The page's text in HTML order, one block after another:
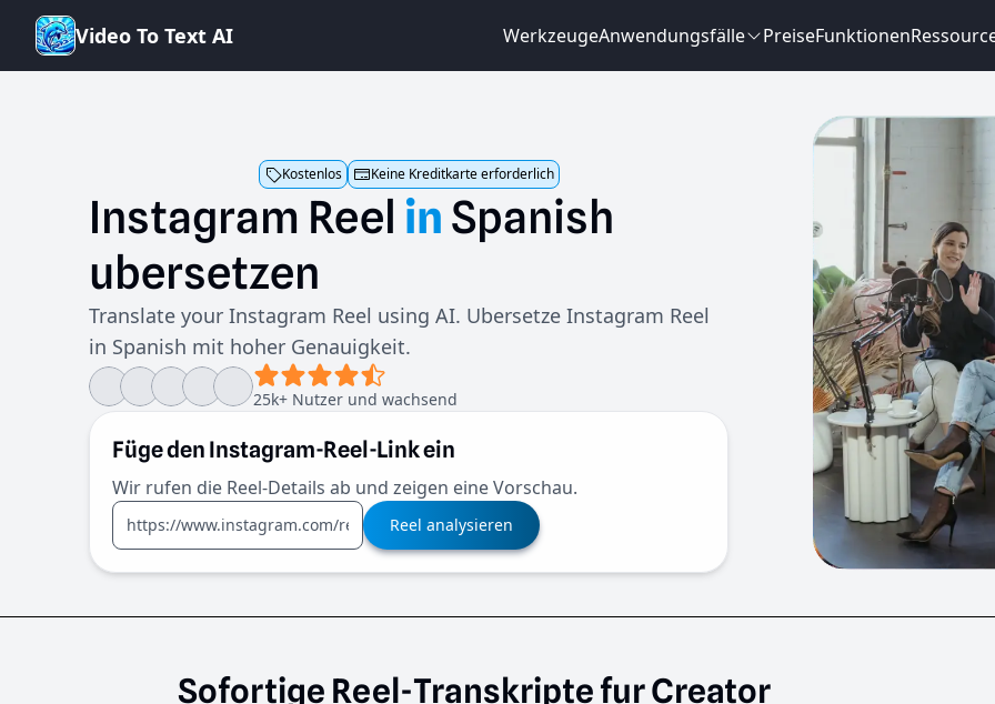
Video To Text AI WerkzeugeAnwendungsfälle PreiseFunktionen
Kostenlos Keine Kreditkarte erforderlich
Instagram Reel in Spanish
ubersetzen
Translate your Instagram Reel using AI. Ubersetze Instagram Reel
in Spanish mit hoher Genauigkeit.
25k+ Nutzer und wachsend
Füge den Instagram-Reel-Link ein
Wir rufen die Reel-Details ab und zeigen eine Vorschau.
Reel analysieren
Sofortige Reel-Transkripte fur Creator